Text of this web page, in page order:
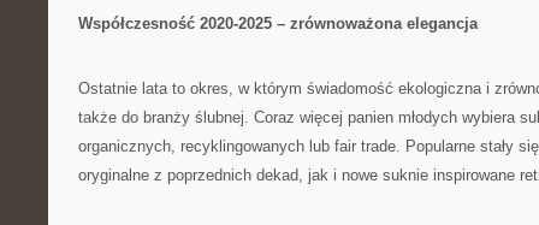
Współczesność 2020-2025 – zrównoważona elegancja
Ostatnie lata to okres, w którym świadomość ekologiczna i
także do branży ślubnej. Coraz więcej panien młodych wybiera
organicznych, recyklingowanych lub fair trade. Popularne stały
oryginalne z poprzednich dekad, jak i nowe suknie inspirowane